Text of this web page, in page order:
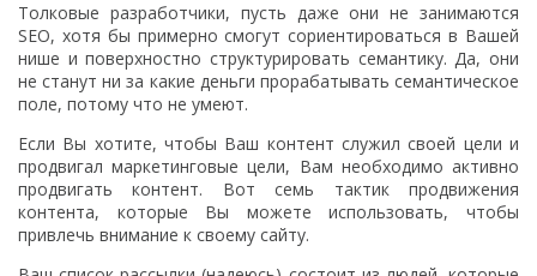
Толковые разработчики, пусть даже они не занимаются
SEO, хотя бы примерно смогут сориентироваться в Вашей
нише и поверхностно структурировать семантику. Да, они
не станут ни за какие деньги прорабатывать семантическое
поле, потому что не умеют.
Если Вы хотите, чтобы Ваш контент служил своей цели и
продвигал маркетинговые цели, Вам необходимо активно
продвигать контент. Вот семь тактик продвижения
контента, которые Вы можете использовать, чтобы
привлечь внимание к своему сайту.